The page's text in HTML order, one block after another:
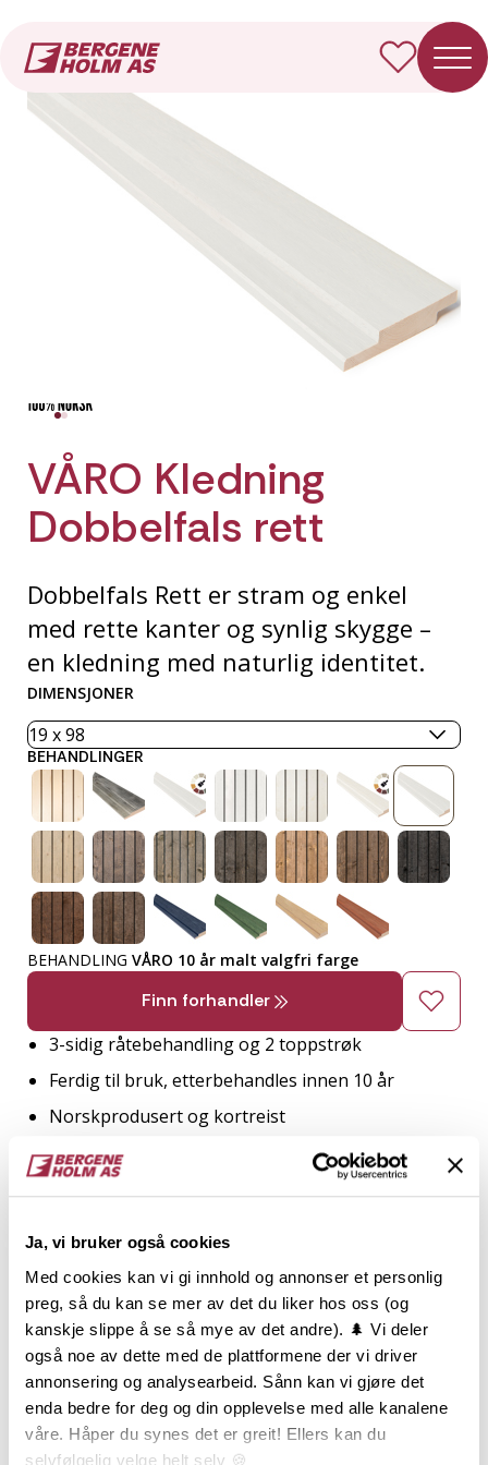
Ja, vi bruker også cookies
Med cookies kan vi gi innhold og annonser et personlig
preg, så du kan se mer av det du liker hos oss (og
kanskje slippe å se så mye av det andre). 🌲 Vi deler
også noe av dette med de plattformene der vi driver
annonsering og analysearbeid. Sånn kan vi gjøre det
enda bedre for deg og din opplevelse med alle kanalene
våre. Håper du synes det er greit! Ellers kan du
selvfølgelig velge helt selv 🍪
VÅRO Kledning
Dobbelfals rett
Dobbelfals Rett er stram og enkel
med rette kanter og synlig skygge –
en kledning med naturlig identitet.
DIMENSJONER
BEHANDLINGER
BEHANDLING VÅRO 10 år malt valgfri farge
Finn forhandler
3-sidig råtebehandling og 2 toppstrøk
Ferdig til bruk, etterbehandles innen 10 år
Norskprodusert og kortreist
Grunnet og malt med 10 års systembehandling
Enkel, stram profil som gir fin skyggeeffekt
TRESLAG LM PER M
Gran 12.5
NOBB VARETYPE
60671632